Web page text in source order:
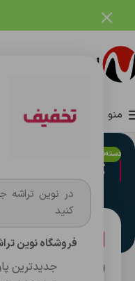
در نوین تراشه
کنید
فروشگاه نوین
جدیدترین
منو صفحه اصلیفروشگاه
دسته‌بندی نشده
کامپیوتر ایسوس با ۷۴۸
توضیحات
فروشگاه نوین تراشه گنجی